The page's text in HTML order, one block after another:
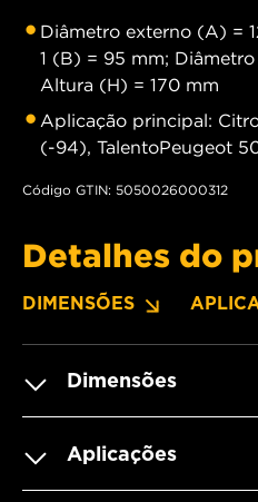
Diâmetro externo (A) =
1 (B) = 95 mm;
Altura (H) = 170 mm
Aplicação principal:
(-94), TalentoPeugeot
Código GTIN: 5050026000312
Detalhes do
DIMENSÕES
Dimensões
Aplicações